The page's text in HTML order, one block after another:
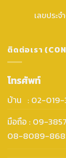
เลขประ
ติดต่อเรา
โทรศัพท์
บ้าน : 02-019-
มือถือ : 09-
08-8089-